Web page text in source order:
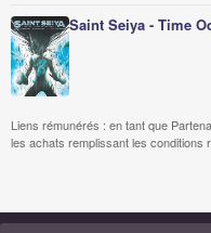
Saint Seiya - Time
Liens rémunérés : en tant que
les achats remplissant les conditions